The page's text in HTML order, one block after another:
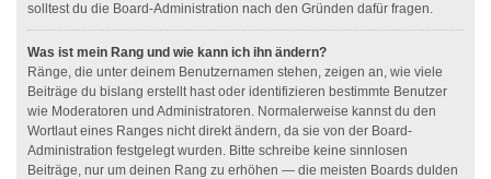
solltest du die Board-Administration nach den Gründen dafür fragen.
Was ist mein Rang und wie kann ich ihn ändern?
Ränge, die unter deinem Benutzernamen stehen, zeigen an, wie viele
Beiträge du bislang erstellt hast oder identifizieren bestimmte Benutzer
wie Moderatoren und Administratoren. Normalerweise kannst du den
Wortlaut eines Ranges nicht direkt ändern, da sie von der Board-
Administration festgelegt wurden. Bitte schreibe keine sinnlosen
Beiträge, nur um deinen Rang zu erhöhen — die meisten Boards dulden